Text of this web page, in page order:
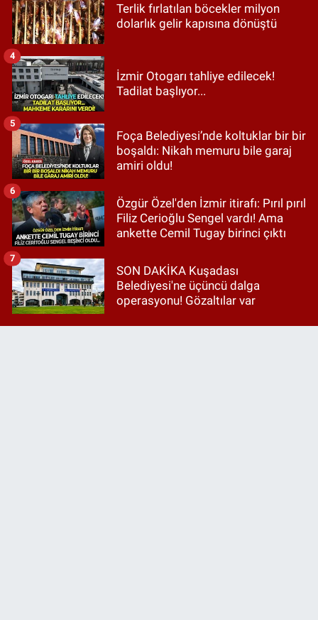
Terlik fırlatılan böcekler milyon
dolarlık gelir kapısına dönüştü
İzmir Otogarı tahliye edilecek!
Tadilat başlıyor...
4
Foça Belediyesi’nde koltuklar bir bir
boşaldı: Nikah memuru bile garaj
amiri oldu!
5
Özgür Özel'den İzmir itirafı: Pırıl pırıl
Filiz Cerioğlu Sengel vardı! Ama
ankette Cemil Tugay birinci çıktı
6
SON DAKİKA Kuşadası
Belediyesi'ne üçüncü dalga
operasyonu! Gözaltılar var
7